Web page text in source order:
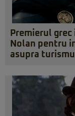
Premierul
Nolan pentru
asupra